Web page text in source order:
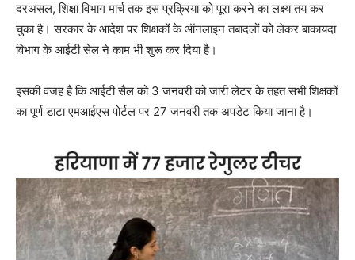
दरअसल, शिक्षा विभाग मार्च तक इस प्रक्रिया को पूरा करने का लक्ष्य तय कर
चुका है। सरकार के आदेश पर शिक्षकों के ऑनलाइन तबादलों को लेकर बाकायदा
विभाग के आईटी सेल ने काम भी शुरू कर दिया है।
इसकी वजह है कि आईटी सैल को 3 जनवरी को जारी लेटर के तहत सभी शिक्षकों
का पूर्ण डाटा एमआईएस पोर्टल पर 27 जनवरी तक अपडेट किया जाना है।